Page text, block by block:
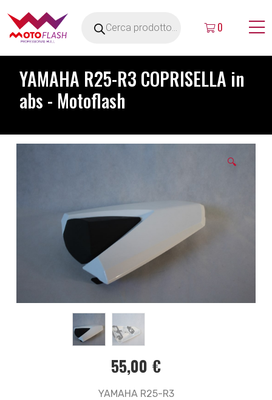
0
YAMAHA R25-R3 COPRISELLA in
abs - Motoflash
🔍
55,00 €
YAMAHA R25-R3